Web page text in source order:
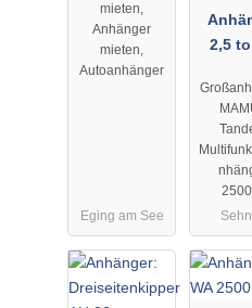
mieten,
Anhänger
mieten,
Autoanhänger
Eging am See
2,5 to 4 x